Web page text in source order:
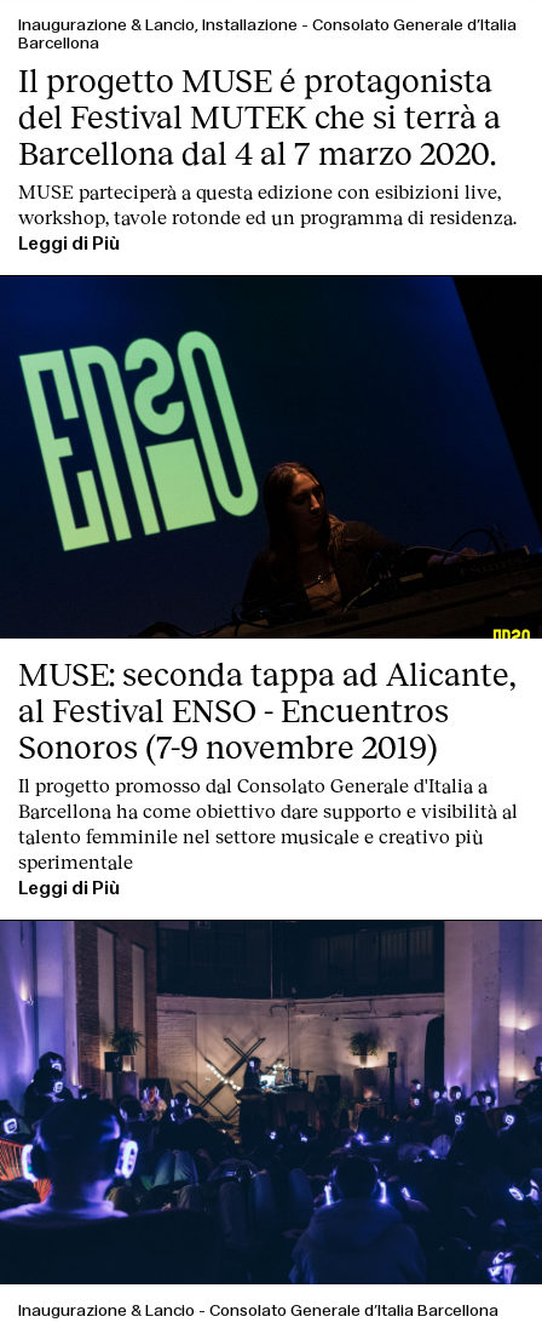
Inaugurazione & Lancio, Installazione - Consolato Generale d’Italia
Barcellona
Il progetto MUSE é protagonista
del Festival MUTEK che si terrà a
Barcellona dal 4 al 7 marzo 2020.
MUSE parteciperà a questa edizione con esibizioni live,
workshop, tavole rotonde ed un programma di residenza.
Leggi di Più
MUSE: seconda tappa ad Alicante,
al Festival ENSO - Encuentros
Sonoros (7-9 novembre 2019)
Il progetto promosso dal Consolato Generale d'Italia a
Barcellona ha come obiettivo dare supporto e visibilità al
talento femminile nel settore musicale e creativo più
sperimentale
Leggi di Più
Inaugurazione & Lancio - Consolato Generale d’Italia Barcellona